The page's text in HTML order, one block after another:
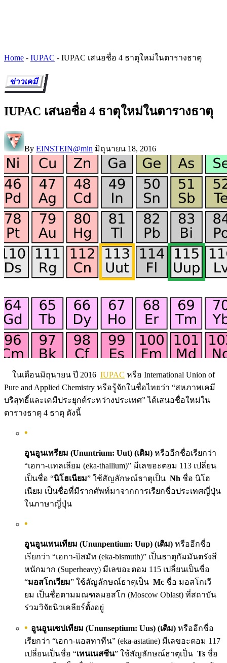
Home - IUPAC - IUPAC เสนอชื่อ 4 ธาตุใหม่ในตารางธาตุ
ข่าวเคมี
IUPAC เสนอชื่อ 4 ธาตุใหม่ในตารางธาตุ
By EINSTEIN@min มิถุนายน 18, 2016
ในเดือนมิถุนายน ปี 2016 IUPAC หรือ International Union of
Pure and Applied Chemistry หรือรู้จักในชื่อไทยว่า “สหภาพเคมี
บริสุทธิ์และเคมีประยุกต์ระหว่างประเทศ”ได้เสนอชื่อใหม่ใน
ตารางธาตุ 4 ธาตุ ดังนี้
อูนอูนเทรียม (Ununtrium: Uut) (เดิม) หรืออีกชื่อเรียกว่า
“เอกา-แทลเลียม (eka-thallium)” มีเลขอะตอม 113 เปลี่ยน
เป็นชื่อ “นิโฮเนียม” ใช้สัญลักษณ์ธาตุเป็น Nh ชื่อ นิโฮ
เนียม เป็นชื่อที่มีรากศัพท์มาจากการเรียกชื่อประเทศญี่ปุ่น
ในภาษาญี่ปุ่น
อูนอูนเพนเทียม (Ununpentium: Uup) (เดิม) หรืออีกชื่อ
เรียกว่า “เอกา-บิสมัท (eka-bismuth)” เป็นธาตุกัมมันตรังสี
หนักมาก (Superheavy) มีเลขอะตอม 115 เปลี่ยนเป็นชื่อ
“มอสโกเวียม” ใช้สัญลักษณ์ธาตุเป็น Mc ชื่อ มอสโกเวี
ยม เป็นชื่อตามมณฑลมอสโก (Moscow Oblast) ที่สถาบัน
ร่วมวิจัยนิวเคลียร์ตั้งอยู่
อูนอูนเซปเทียม (Ununseptium: Uus) (เดิม) หรืออีกชื่อ
เรียกว่า “เอกา-แอสทาทีน” (eka-astatine) มีเลขอะตอม 117
เปลี่ยนเป็นชื่อ “เทนเนสซีน” ใช้สัญลักษณ์ธาตุเป็น Ts ชื่อ